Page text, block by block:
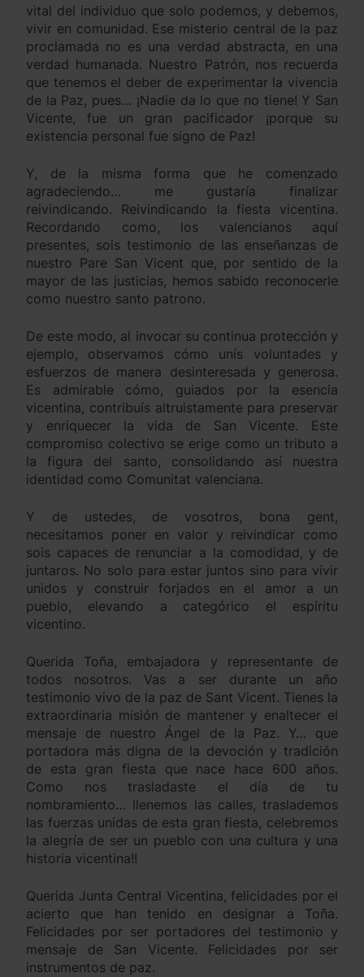
vital del individuo que solo podemos, y debemos,
vivir en comunidad. Ese misterio central de la paz
proclamada no es una verdad abstracta, en una
verdad humanada. Nuestro Patrón, nos recuerda
que tenemos el deber de experimentar la vivencia
de la Paz, pues… ¡Nadie da lo que no tiene! Y San
Vicente, fue un gran pacificador ¡porque su
existencia personal fue signo de Paz!
Y, de la misma forma que he comenzado
agradeciendo… me gustaría finalizar
reivindicando. Reivindicando la fiesta vicentina.
Recordando como, los valencianos aquí
presentes, sois testimonio de las enseñanzas de
nuestro Pare San Vicent que, por sentido de la
mayor de las justicias, hemos sabido reconocerle
como nuestro santo patrono.
De este modo, al invocar su continua protección y
ejemplo, observamos cómo unís voluntades y
esfuerzos de manera desinteresada y generosa.
Es admirable cómo, guiados por la esencia
vicentina, contribuís altruistamente para preservar
y enriquecer la vida de San Vicente. Este
compromiso colectivo se erige como un tributo a
la figura del santo, consolidando así nuestra
identidad como Comunitat valenciana.
Y de ustedes, de vosotros, bona gent,
necesitamos poner en valor y reivindicar como
sois capaces de renunciar a la comodidad, y de
juntaros. No solo para estar juntos sino para vivir
unidos y construir forjados en el amor a un
pueblo, elevando a categórico el espíritu
vicentino.
Querida Toña, embajadora y representante de
todos nosotros. Vas a ser durante un año
testimonio vivo de la paz de Sant Vicent. Tienes la
extraordinaria misión de mantener y enaltecer el
mensaje de nuestro Ángel de la Paz. Y… que
portadora más digna de la devoción y tradición
de esta gran fiesta que nace hace 600 años.
Como nos trasladaste el día de tu
nombramiento… llenemos las calles, traslademos
las fuerzas unidas de esta gran fiesta, celebremos
la alegría de ser un pueblo con una cultura y una
historia vicentina!!
Querida Junta Central Vicentina, felicidades por el
acierto que han tenido en designar a Toña.
Felicidades por ser portadores del testimonio y
mensaje de San Vicente. Felicidades por ser
instrumentos de paz.
12
Encarna Mestre Teodoro,
13
María José Gimeno i Minguet,
Honorable Clavariesa 2011